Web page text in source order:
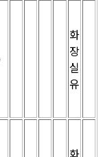
화
장
실
유
화